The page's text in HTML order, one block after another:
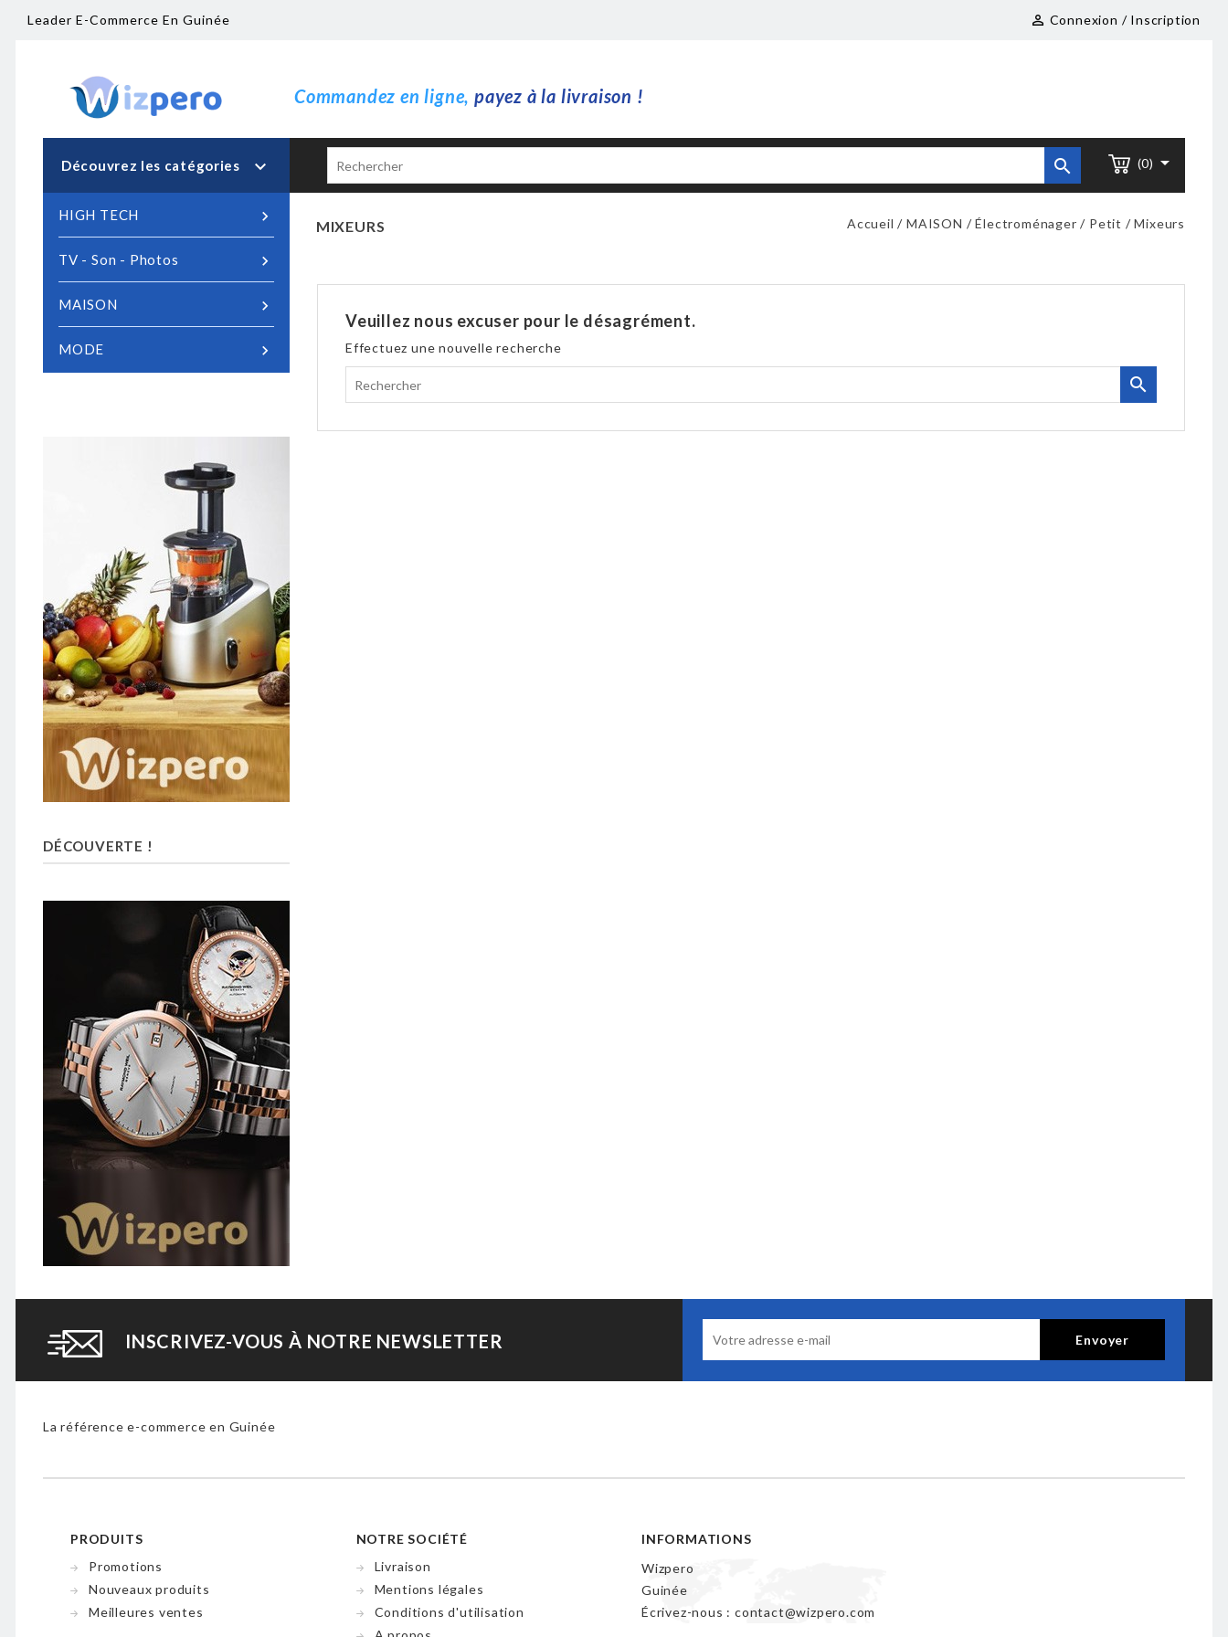
Leader E-Commerce En Guinée  Connexion / Inscription
Commandez en ligne,payez à la livraison !
(0) 

Découvrez les catégories 

HIGH TECH

TV - Son - Photos

MAISON

MODE
DÉCOUVERTE !
MIXEURS Accueil MAISON Électroménager Petit Mixeurs
Veuillez nous excuser pour le désagrément.
Effectuez une nouvelle recherche

INSCRIVEZ-VOUS À NOTRE NEWSLETTER
La référence e-commerce en Guinée
PRODUITS
Promotions
Nouveaux produits
Meilleures ventes
NOTRE SOCIÉTÉ
Livraison
Mentions légales
Conditions d'utilisation
INFORMATIONS
Wizpero
Guinée
Écrivez-nous :contact@wizpero.com